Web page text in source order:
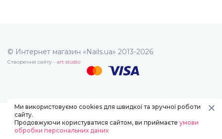
© Интернет магазин «Nails.ua» 2013-2026
Створення сайту - art studio
Ми використовуємо cookies для швидкої та зручної роботи
сайту.
Продовжуючи користуватися сайтом, ви приймаєте умови
обробки персональних даних